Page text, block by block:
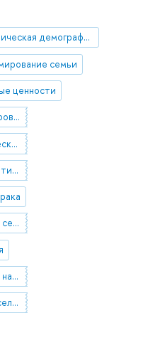
историческая демография
семьи
ценности
репродуктивное здоровье
методы демографического анализа
демографическая статистика
04.51.67 Социология семьи и брака. Социология пола
05.21.00 Статистика населения
05.31.00 История населения. Историческая демография